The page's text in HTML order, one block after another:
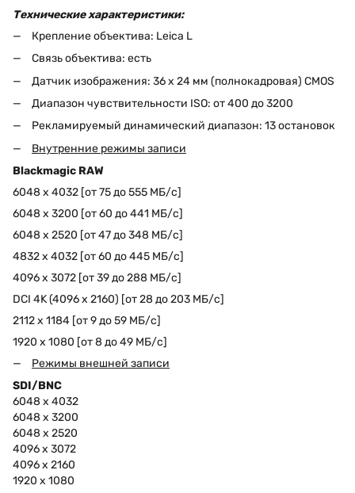
Технические характеристики:
Крепление объектива: Leica L
Связь объектива: есть
Датчик изображения: 36 x 24 мм (полнокадровая) CMOS
Диапазон чувствительности ISO: от 400 до 3200
Рекламируемый динамический диапазон: 13 остановок
Внутренние режимы записи
Blackmagic RAW
6048 x 4032 [от 75 до 555 МБ/с]
6048 x 3200 [от 60 до 441 МБ/с]
6048 x 2520 [от 47 до 348 МБ/с]
4832 x 4032 [от 60 до 445 МБ/с]
4096 x 3072 [от 39 до 288 МБ/с]
DCI 4K (4096 x 2160) [от 28 до 203 МБ/с]
2112 x 1184 [от 9 до 59 МБ/с]
1920 x 1080 [от 8 до 49 МБ/с]
Режимы внешней записи
SDI/BNC
6048 x 4032
6048 x 3200
6048 x 2520
4096 x 3072
4096 x 2160
1920 x 1080